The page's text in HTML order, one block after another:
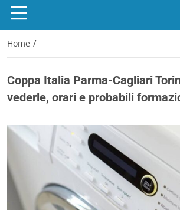
Home /
Coppa Italia Parma-Cagliari
vederle, orari e probabili